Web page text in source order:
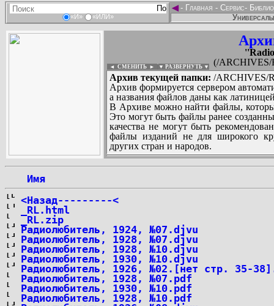
«И» «ИЛИ»
◄- Главная - Сервис-
(/ARCHIVES/
◄ СМЕНИТЬ ► ▼ РАЗВЕРНУТЬ ▼
Архив текущей папки: /ARCHIVES/
Архив формируется сервером
а названия файлов даны как
В Архиве можно найти файлы,
Это могут быть файлы ранее
качества не могут быть
файлы изданий не для широкого
других стран и народов.
Имя
<Назад---------<
_RL.html
_RL.zip
Радиолюбитель, 1924, №07.djvu
Радиолюбитель, 1928, №07.djvu
Радиолюбитель, 1928, №10.djvu
Радиолюбитель, 1930, №10.djvu
Радиолюбитель, 1926, №02.[нет стр. 35-
Радиолюбитель, 1928, №07.pdf
Радиолюбитель, 1930, №10.pdf
Радиолюбитель, 1928, №10.pdf